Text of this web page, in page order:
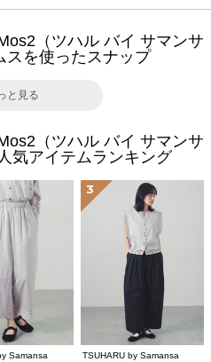
（ツハル バイ サマンサ
スを使ったスナップ
と見る
（ツハル バイ サマンサ
気アイテムランキング
Samansa
3
TSUHARU by Samansa